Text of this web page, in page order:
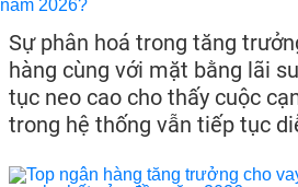
Sự phân hoá trong tăng
hàng cùng với mặt bằng lãi
tục neo cao cho thấy cuộc
trong hệ thống vẫn tiếp tục